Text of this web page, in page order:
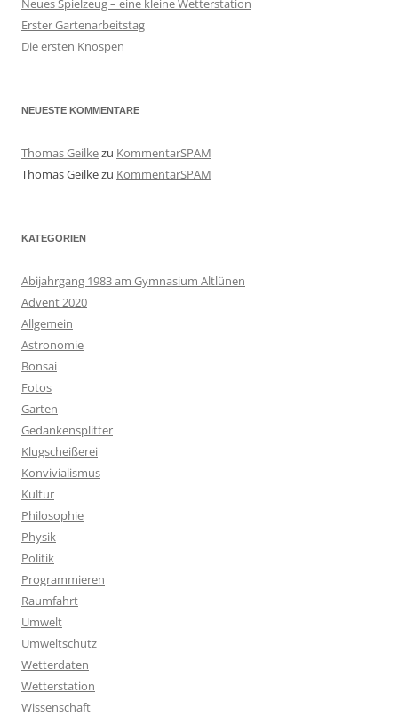
Neues Spielzeug – eine kleine Wetterstation
Erster Gartenarbeitstag
Die ersten Knospen
NEUESTE KOMMENTARE
Thomas Geilkezu KommentarSPAM
Thomas Geilkezu KommentarSPAM
KATEGORIEN
Abijahrgang 1983 am Gymnasium Altlünen
Advent 2020
Allgemein
Astronomie
Bonsai
Fotos
Garten
Gedankensplitter
Klugscheißerei
Konvivialismus
Kultur
Philosophie
Physik
Politik
Programmieren
Raumfahrt
Umwelt
Umweltschutz
Wetterdaten
Wetterstation
Wissenschaft